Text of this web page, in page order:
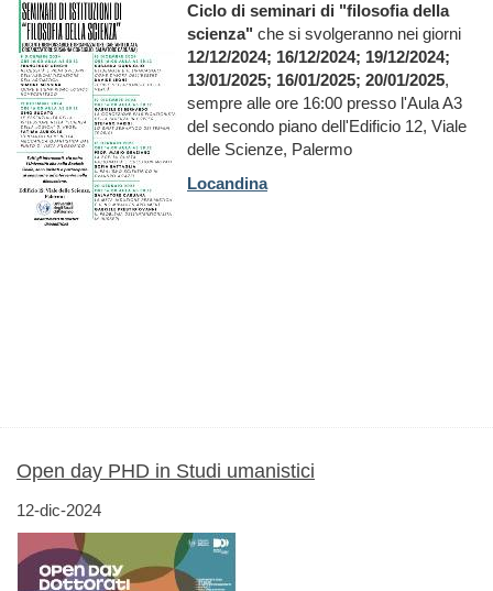
Ciclo di seminari di "filosofia della
scienza" che si svolgeranno nei giorni
12/12/2024; 16/12/2024; 19/12/2024;
13/01/2025; 16/01/2025; 20/01/2025,
sempre alle ore 16:00 presso l'Aula A3
del secondo piano dell'Edificio 12, Viale
delle Scienze, Palermo
Locandina
Open day PHD in Studi umanistici
12-dic-2024